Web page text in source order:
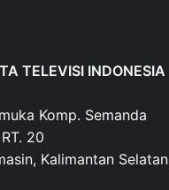
TELEVISI INDONESIA
Komp. Semanda
20
Kalimantan Selatan